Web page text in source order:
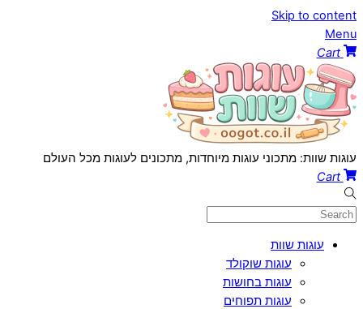
Skip to content
Menu
Cart
עוגות שוות: מתכוני עוגות מיוחדות, מתכונים לעוגות מכל העולם
Cart
עוגות שוות
עוגות שוקולד
עוגות בחושות
עוגות תפוחים